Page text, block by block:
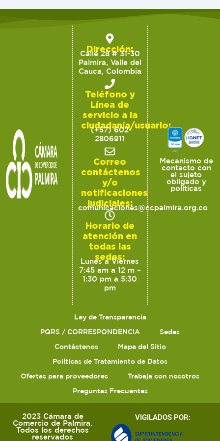
Dirección:
Calle 28 # 31-30
Palmira, Valle del
Cauca, Colombia
Teléfono y
Línea de
servicio a la
ciudadanía/usuario:
(+57) 602-
2806911
Correo
contáctenos
y/o
notificaciones
judiciales:
comunicaciones@ccpalmira.org.co
Horario de
atención en
todas las
sedes:
Lunes a Viernes
7:45 am a 12 m –
1:30 pm a 5:30
pm
Mecanismo de
contacto con
el sujeto
obligado y
políticas
Ley de Transparencia
PQRS / CORRESPONDENCIA
Sedes
Contáctenos
Mapa del Sitio
Políticas de Tratamiento de Datos
Ofertas para proveedores
Trabaja con nosotros
Preguntas Frecuentes
2023 Cámara de
Comercio de Palmira.
Todos los derechos
reservados
VIGILADOS POR: